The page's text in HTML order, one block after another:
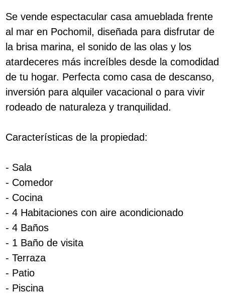
Se vende espectacular casa amueblada frente
al mar en Pochomil, diseñada para disfrutar de
la brisa marina, el sonido de las olas y los
atardeceres más increíbles desde la comodidad
de tu hogar. Perfecta como casa de descanso,
inversión para alquiler vacacional o para vivir
rodeado de naturaleza y tranquilidad.
Características de la propiedad:
- Sala
- Comedor
- Cocina
- 4 Habitaciones con aire acondicionado
- 4 Baños
- 1 Baño de visita
- Terraza
- Patio
- Piscina